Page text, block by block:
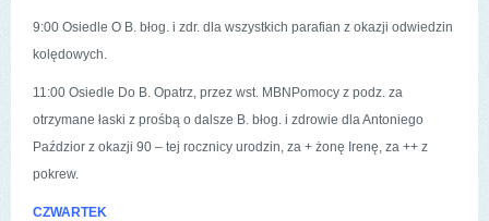
9:00 Osiedle O B. błog. i zdr. dla wszystkich parafian z okazji odwiedzin
kolędowych.
11:00 Osiedle Do B. Opatrz, przez wst. MBNPomocy z podz. za
otrzymane łaski z prośbą o dalsze B. błog. i zdrowie dla Antoniego
Paździor z okazji 90 – tej rocznicy urodzin, za + żonę Irenę, za ++ z
pokrew.
CZWARTEK